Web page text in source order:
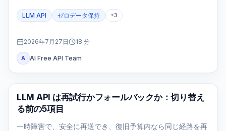
す。
LLM API ゼロデータ保持 +3
2026年7月27日 18 分
A AI Free API Team
API ガイド
LLM API は再試行かフォールバックか：切り替え
る前の5項目
一時障害で、安全に再送でき、復旧予算内なら同じ経路を再